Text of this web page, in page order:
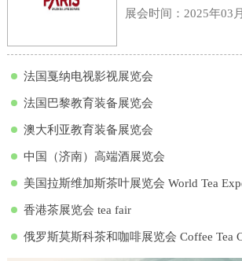
月13日，展会地点：
期
展会时间：2025年03
法国戛纳电视影视展览会
法国巴黎教育装备展览会
澳大利亚教育装备展览会
中国（济南）高端酒展览会
美国拉斯维加斯茶叶展览会 World Tea
香港茶展览会 tea fair